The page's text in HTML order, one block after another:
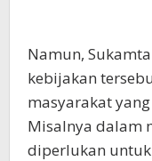
Namun,
kebijakan
masyarakat
Misalnya dalam
diperlukan